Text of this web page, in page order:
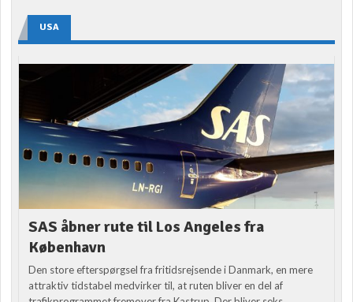
USA
SAS åbner rute til Los Angeles fra
København
Den store efterspørgsel fra fritidsrejsende i Danmark, en mere
attraktiv tidstabel medvirker til, at ruten bliver en del af